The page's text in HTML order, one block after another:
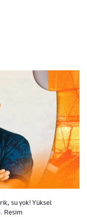
su yok! Yüksel
Resim